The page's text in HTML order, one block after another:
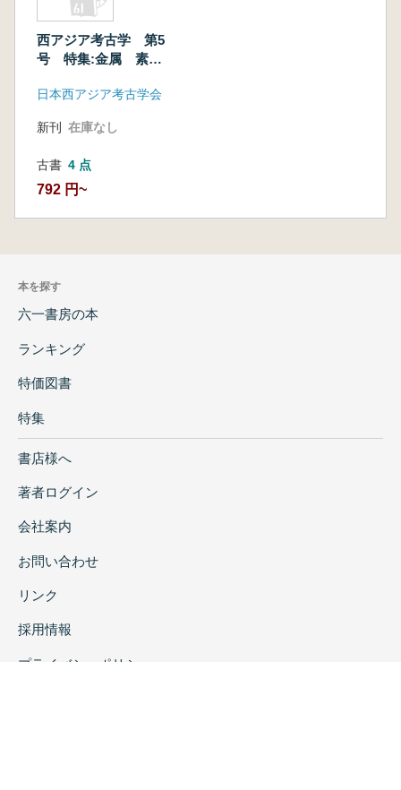
西アジア考古学 第5
号 特集:金属 素材
日本西アジア考古学会
新刊 在庫なし
古書 4 点
792 円~
本を探す
六一書房の本
ランキング
特価図書
特集
書店様へ
著者ログイン
会社案内
お問い合わせ
リンク
採用情報
プライバシーポリシー